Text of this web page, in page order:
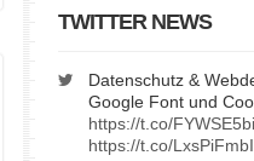
TWITTER NEWS
Datenschutz &
Google Font und
https://t.co/
https://t.co/